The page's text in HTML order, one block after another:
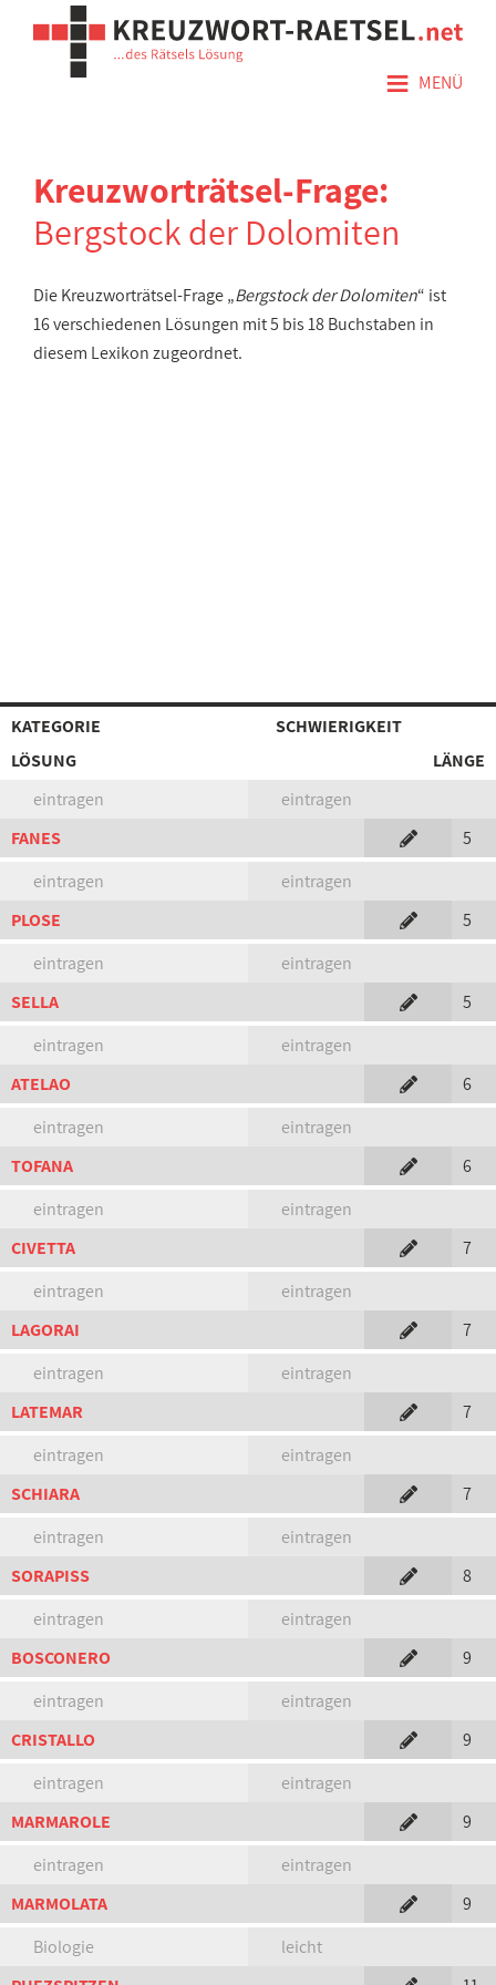
≡ MENÜ
Kreuzworträtsel-Frage:
Bergstock der Dolomiten
Die Kreuzworträtsel-Frage „Bergstock der Dolomiten“ ist
16 verschiedenen Lösungen mit 5 bis 18 Buchstaben in
diesem Lexikon zugeordnet.
KATEGORIE
SCHWIERIGKEIT
LÖSUNG
LÄNGE
eintragen
eintragen
FANES
5
eintragen
eintragen
PLOSE
5
eintragen
eintragen
SELLA
5
eintragen
eintragen
ATELAO
6
eintragen
eintragen
TOFANA
6
eintragen
eintragen
CIVETTA
7
eintragen
eintragen
LAGORAI
7
eintragen
eintragen
LATEMAR
7
eintragen
eintragen
SCHIARA
7
eintragen
eintragen
SORAPISS
8
eintragen
eintragen
BOSCONERO
9
eintragen
eintragen
CRISTALLO
9
eintragen
eintragen
MARMAROLE
9
eintragen
eintragen
MARMOLATA
9
Biologie
leicht